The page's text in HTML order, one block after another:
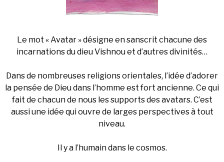
Le mot « Avatar » désigne en sanscrit chacune des
incarnations du dieu Vishnou et d’autres divinités…
Dans de nombreuses religions orientales, l’idée d’adorer
la pensée de Dieu dans l’homme est fort ancienne. Ce qui
fait de chacun de nous les supports des avatars. C’est
aussi une idée qui ouvre de larges perspectives à tout
niveau.
Il y a l’humain dans le cosmos.